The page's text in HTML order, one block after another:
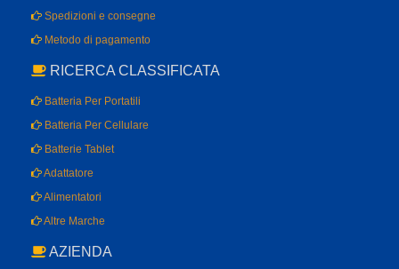
Spedizioni e consegne
Metodo di pagamento
RICERCA CLASSIFICATA
Batteria Per Portatili
Batteria Per Cellulare
Batterie Tablet
Adattatore
Alimentatori
Altre Marche
AZIENDA